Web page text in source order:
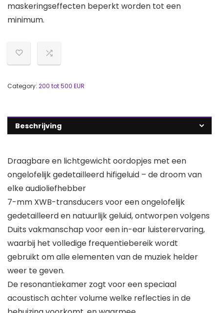
maskeringseffecten beperkt worden tot een
minimum.
Category: 200 tot 500 EUR
Beschrijving
Draagbare en lichtgewicht oordopjes met een
ongelofelijk gedetailleerd hifigeluid – de droom van
elke audioliefhebber
7-mm XWB-transducers voor een ongelofelijk
gedetailleerd en natuurlijk geluid, ontworpen volgens
Duits vakmanschap voor een in-ear luisterervaring,
waarbij het volledige frequentiebereik wordt
gebruikt om alle elementen van de muziek helder
weer te geven.
De resonantiekamer zogt voor een speciaal
acoustisch achter volume welke reflecties in de